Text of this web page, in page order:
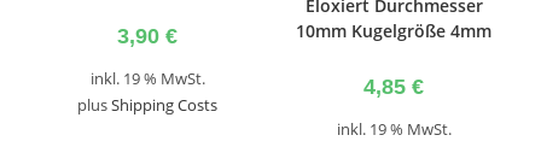
3,90 €
inkl. 19 % MwSt.
plusShipping Costs
Eloxiert Durchmesser
10mm Kugelgröße 4mm
4,85 €
inkl. 19 % MwSt.